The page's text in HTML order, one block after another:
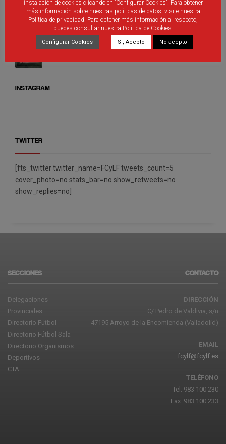
distintos programas de promoción
Debutantes en Valladolid
INSTAGRAM
TWITTER
[fts_twitter twitter_name=FCyLF tweets_count=5
cover_photo=no stats_bar=no show_retweets=no
show_replies=no]
SECCIONES
Delegaciones
Provinciales
Directorio Fútbol
Directorio Fútbol Sala
Directorio Organismos
Deportivos
CTA
CONTACTO
DIRECCIÓN
C/ Pedro de Valdivia, s/n
47195 Arroyo de la Encomienda (Valladolid)
EMAIL
fcylf@fcylf.es
TELÉFONO
Tel: 983 100 230
Fax: 983 100 233
instalación de cookies clicando en “Configurar Cookies”. Para obtener
más información sobre nuestras políticas de datos, visite nuestra
Política de privacidad. Para obtener más información al respecto,
puedes consultar nuestra Política de Cookies.
Configurar Cookies Sí, Acepto No acepto